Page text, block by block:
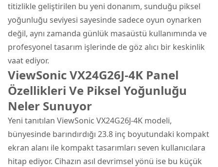
titizlikle geliştirilen bu yeni donanım, sunduğu piksel
yoğunluğu seviyesi sayesinde sadece oyun oynarken
değil, aynı zamanda günlük masaüstü kullanımında ve
profesyonel tasarım işlerinde de göz alıcı bir keskinlik
vaat ediyor.
ViewSonic VX24G26J-4K Panel
Özellikleri Ve Piksel Yoğunluğu
Neler Sunuyor
Yeni tanıtılan ViewSonic VX24G26J-4K modeli,
bünyesinde barındırdığı 23.8 inç boyutundaki kompakt
ekran alanı ile kompakt tasarımları seven kullanıcılara
hitap ediyor. Cihazın asıl devrimsel yönü ise bu küçük